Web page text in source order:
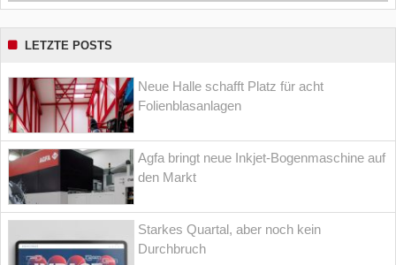
LETZTE POSTS
Neue Halle schafft Platz für acht
Folienblasanlagen
Agfa bringt neue Inkjet-Bogenmaschine auf
den Markt
Starkes Quartal, aber noch kein
Durchbruch